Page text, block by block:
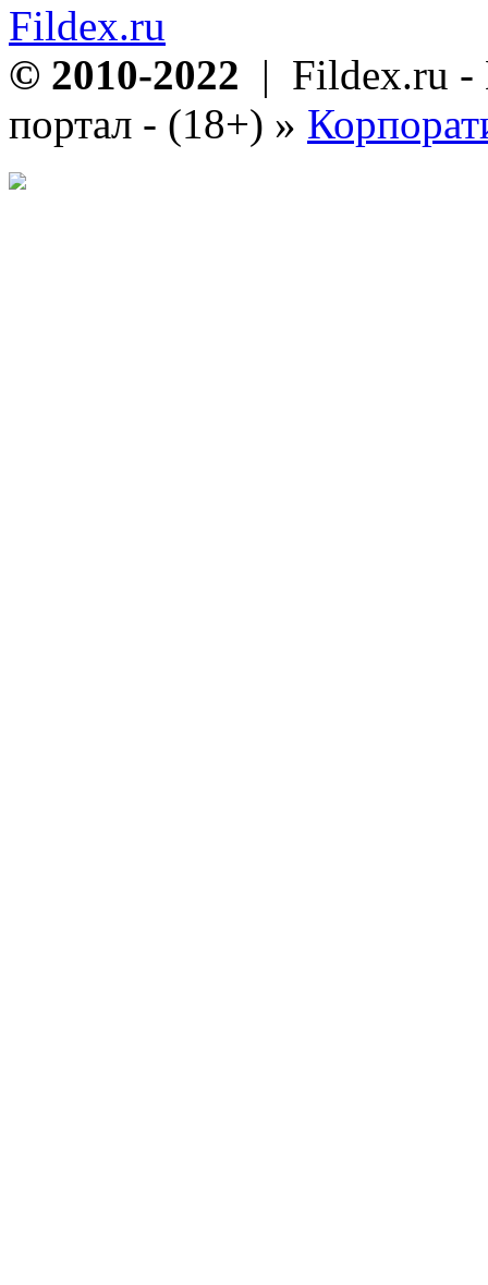
Fildex.ru
© 2010-2022 | Fildex.ru -
портал - (18+) »